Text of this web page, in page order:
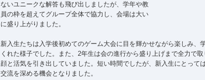
ないユニークな解答も飛び出しましたが、学年や教
員の枠を超えてグループ全体で協力し、会場は大い
に盛り上がりました。
新入生たちは入学後初めてのゲーム大会に目を輝かせながら楽しみ、
くれた様子でした。また、2年生は会の進行から盛り上げまで全力で
顔と活気を引き出していました。短い時間でしたが、新入生にとって
交流を深める機会となりました。